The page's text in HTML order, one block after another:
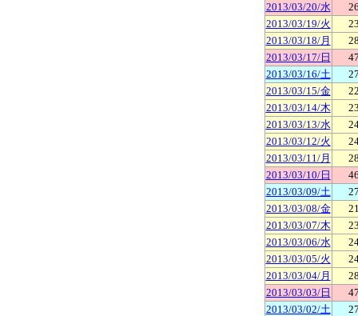
2013/03/20/水
2013/03/19/火
2013/03/18/月
2013/03/17/日
2013/03/16/土
2013/03/15/金
2013/03/14/木
2013/03/13/水
2013/03/12/火
2013/03/11/月
2013/03/10/日
2013/03/09/土
2013/03/08/金
2013/03/07/木
2013/03/06/水
2013/03/05/火
2013/03/04/月
2013/03/03/日
2013/03/02/土